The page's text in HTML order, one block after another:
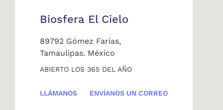
Biosfera El Cielo
89792 Gómez Farías,
Tamaulipas. México
ABIERTO LOS 365 DEL AÑO
LLÁMANOS ENVÍANOS UN CORREO